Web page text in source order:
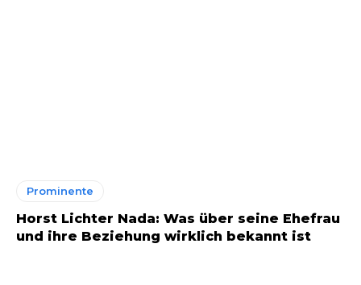
Prominente
Horst Lichter Nada: Was über seine Ehefrau
und ihre Beziehung wirklich bekannt ist